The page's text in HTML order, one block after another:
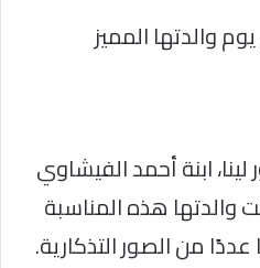
والدتها المميز
ابنة أحمد الفيشاوي
والدتها هذه المناسبة
من الصور التذكارية.